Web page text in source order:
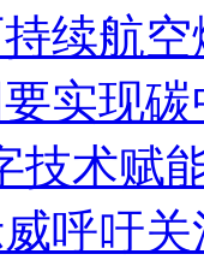
续航
实现
技术赋
呼吁